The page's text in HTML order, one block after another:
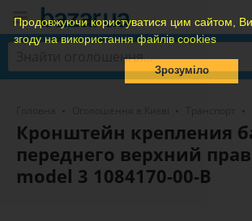
Продовжуючи користуватися цим сайтом, Ви
згоду на використання файлів cookies
Зрозуміло
Кронштейн крепления
переднего верхний
model 3 1084170-00-B